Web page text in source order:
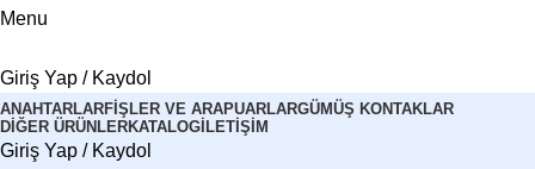
Menu
Giriş Yap / Kaydol
ANAHTARLARFIŞLER VE ARAPUARLARGÜMÜŞ KONTAKLAR
DIĞER ÜRÜNLERKATALOG İLETIŞIM
Giriş Yap / Kaydol